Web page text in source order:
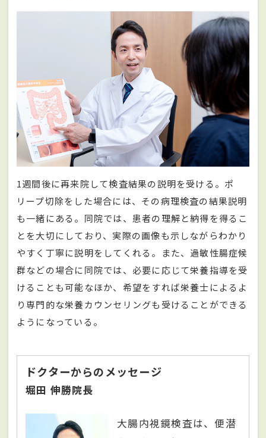
1週間後に再来院して検査結果の説明を受ける。ポ
リープ切除をした場合には、その病理検査の結果説明
も一緒にある。同院では、患者の理解と納得を得るこ
とを大切にしており、実際の画像も示しながらわかり
やすく丁寧に説明をしてくれる。また、過敏性腸症候
群などの場合に同院では、必要に応じて栄養指導を受
けることも可能なほか、希望をすれば栄養士によるよ
り専門的な栄養カウンセリングも受けることができる
ようになっている。
ドクターからのメッセージ
堀田 伸勝院長
大腸内視鏡検査は、便潜